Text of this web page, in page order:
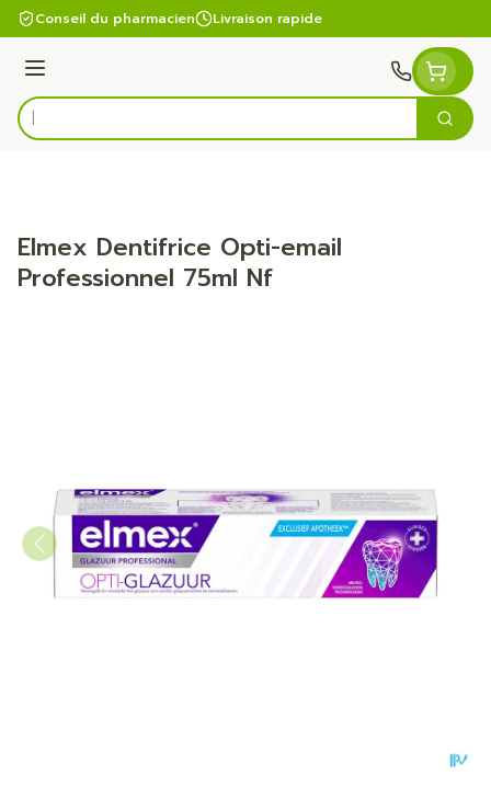
Aller au contenu
Conseil du pharmacien Livraison rapide
Menu
Rechercher
Elmex Dentifrice Opti-email
Professionnel 75ml Nf